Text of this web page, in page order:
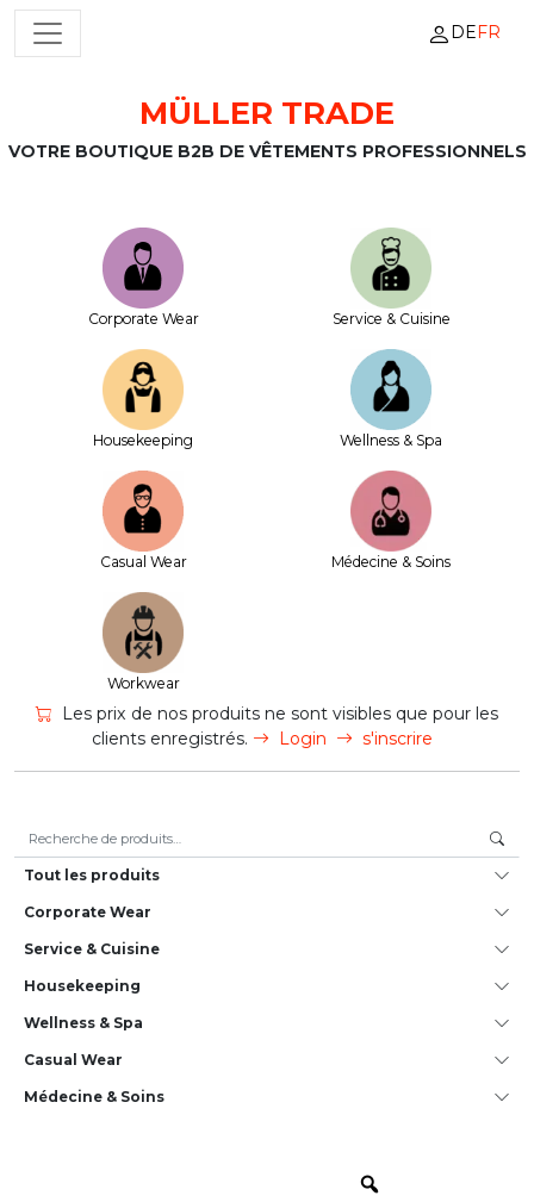
Passer au contenu
NAVIGATION PRINCIPALE DEFR
MÜLLER TRADE
VOTRE BOUTIQUE B2B DE VÊTEMENTS PROFESSIONNELS
Corporate Wear Service & Cuisine
House­keeping Wellness & Spa
Casual Wear Médecine & Soins
Workwear
Les prix de nos produits ne sont visibles que pour les
clients enregistrés.
Login s'inscrire
Tout les produits
Corporate Wear
Service & Cuisine
House­keeping
Wellness & Spa
Casual Wear
Médecine & Soins